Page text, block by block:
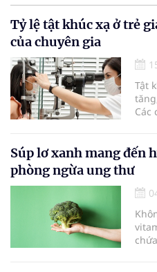
Tỷ lệ tật khúc xạ ở trẻ
của chuyên gia
Tật
Các
của
y
Súp lơ xanh mang đến
phòng ngừa ung thư